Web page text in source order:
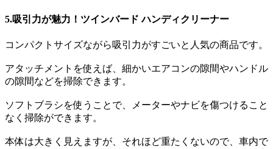
5.吸引力が魅力！ツインバード ハンディクリーナー
コンパクトサイズながら吸引力がすごいと人気の商品です。
アタッチメントを使えば、細かいエアコンの隙間やハンドル
の隙間などを掃除できます。
ソフトブラシを使うことで、メーターやナビを傷つけること
なく掃除ができます。
本体は大きく見えますが、それほど重たくないので、車内で